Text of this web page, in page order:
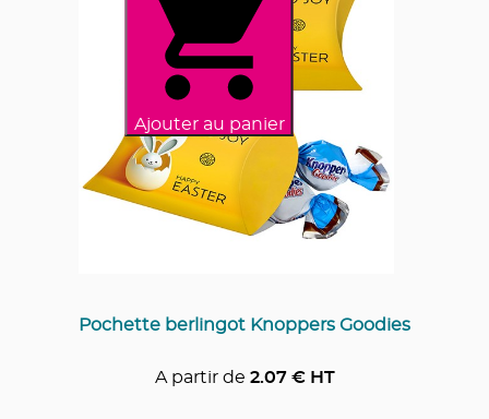
Ajouter au panier
Pochette berlingot Knoppers Goodies
A partir de 2.07€ HT